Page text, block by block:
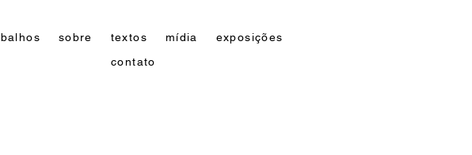
sobre textos mídia
exposições
contato